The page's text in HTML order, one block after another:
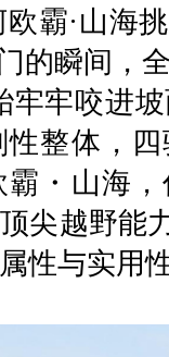
霸·山海
的瞬间，
牢牢咬进
整体，
・山海
尖越野能
性与实用